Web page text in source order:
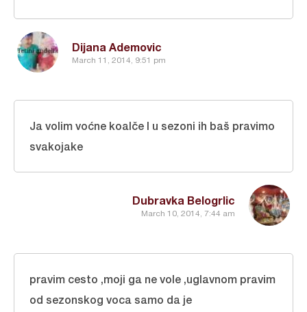
Dijana Ademovic
March 11, 2014, 9:51 pm
Dubravka Belogrlic
March 10, 2014, 7:44 am
Ja volim voćne koalče I u sezoni ih baš pravimo
svakojake
pravim cesto ,moji ga ne vole ,uglavnom pravim
od sezonskog voca samo da je